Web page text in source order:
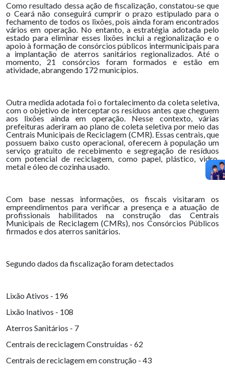
Como resultado dessa ação de fiscalização, constatou-se que
o Ceará não conseguirá cumprir o prazo estipulado para o
fechamento de todos os lixões, pois ainda foram encontrados
vários em operação. No entanto, a estratégia adotada pelo
estado para eliminar esses lixões inclui a regionalização e o
apoio à formação de consórcios públicos intermunicipais para
a implantação de aterros sanitários regionalizados. Até o
momento, 21 consórcios foram formados e estão em
atividade, abrangendo 172 municípios.
Outra medida adotada foi o fortalecimento da coleta seletiva,
com o objetivo de interceptar os resíduos antes que cheguem
aos lixões ainda em operação. Nesse contexto, várias
prefeituras aderiram ao plano de coleta seletiva por meio das
Centrais Municipais de Reciclagem (CMR). Essas centrais, que
possuem baixo custo operacional, oferecem à população um
serviço gratuito de recebimento e segregação de resíduos
com potencial de reciclagem, como papel, plástico, vidro,
metal e óleo de cozinha usado.
Com base nessas informações, os fiscais visitaram os
empreendimentos para verificar a presença e a atuação de
profissionais habilitados na construção das Centrais
Municipais de Reciclagem (CMRs), nos Consórcios Públicos
firmados e dos aterros sanitários.
Segundo dados da fiscalização foram detectados
Lixão Ativos - 196
Lixão Inativos - 108
Aterros Sanitários - 7
Centrais de reciclagem Construídas - 62
Centrais de reciclagem em construção - 43